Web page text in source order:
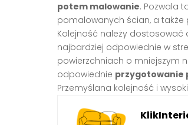
potem malowanie. Pozwala
pomalowanych ścian, a także
Kolejność należy dostosować
najbardziej odpowiednie w
powierzchniach o mniejszym
odpowiednie przygotowanie
Przemyślana kolejność i